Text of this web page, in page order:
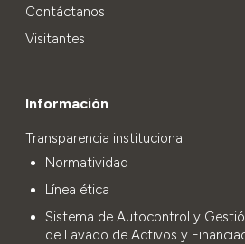
Contáctanos
Visitantes
Información
Transparencia institucional
Normatividad
Línea ética
Sistema de Autocontrol y
de Lavado de Activos y